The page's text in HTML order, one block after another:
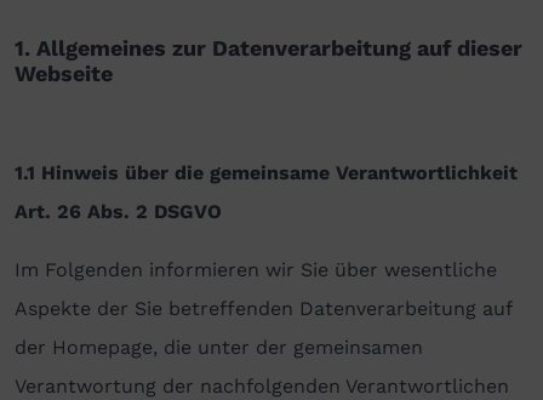
1. Allgemeines zur Datenverarbeitung auf dieser
Webseite
1.1 Hinweis über die gemeinsame Verantwortlichkeit
Art. 26 Abs. 2 DSGVO
Im Folgenden informieren wir Sie über wesentliche
Aspekte der Sie betreffenden Datenverarbeitung auf
der Homepage, die unter der gemeinsamen
Verantwortung der nachfolgenden Verantwortlichen